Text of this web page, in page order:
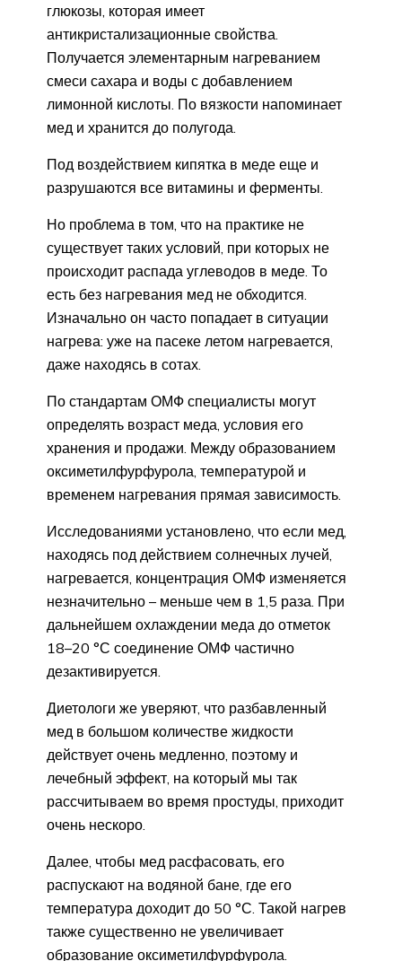
глюкозы, которая имеет
антикристализационные свойства.
Получается элементарным нагреванием
смеси сахара и воды с добавлением
лимонной кислоты. По вязкости напоминает
мед и хранится до полугода.
Под воздействием кипятка в меде еще и
разрушаются все витамины и ферменты.
Но проблема в том, что на практике не
существует таких условий, при которых не
происходит распада углеводов в меде. То
есть без нагревания мед не обходится.
Изначально он часто попадает в ситуации
нагрева: уже на пасеке летом нагревается,
даже находясь в сотах.
По стандартам ОМФ специалисты могут
определять возраст меда, условия его
хранения и продажи. Между образованием
оксиметилфурфурола, температурой и
временем нагревания прямая зависимость.
Исследованиями установлено, что если мед,
находясь под действием солнечных лучей,
нагревается, концентрация ОМФ изменяется
незначительно – меньше чем в 1,5 раза. При
дальнейшем охлаждении меда до отметок
18–20 °С соединение ОМФ частично
дезактивируется.
Диетологи же уверяют, что разбавленный
мед в большом количестве жидкости
действует очень медленно, поэтому и
лечебный эффект, на который мы так
рассчитываем во время простуды, приходит
очень нескоро.
Далее, чтобы мед расфасовать, его
распускают на водяной бане, где его
температура доходит до 50 °С. Такой нагрев
также существенно не увеличивает
образование оксиметилфурфурола.